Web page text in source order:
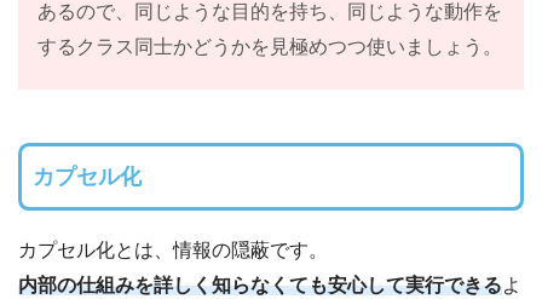
あるので、同じような目的を持ち、同じような動作を
するクラス同士かどうかを見極めつつ使いましょう。
カプセル化
カプセル化とは、情報の隠蔽です。
内部の仕組みを詳しく知らなくても安心して実行できるよ